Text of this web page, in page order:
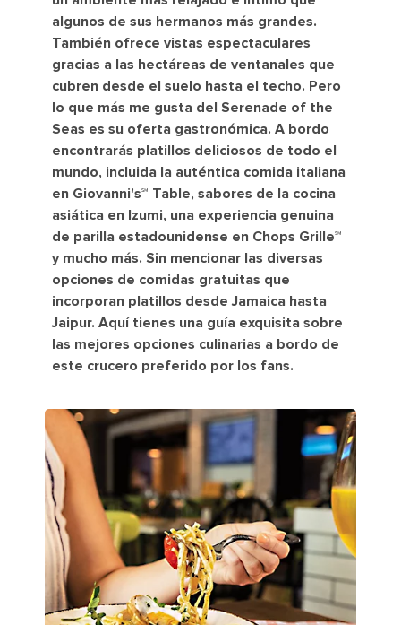
algunos de sus hermanos más grandes.
También ofrece vistas espectaculares
gracias a las hectáreas de ventanales que
cubren desde el suelo hasta el techo. Pero
lo que más me gusta del Serenade of the
Seas es su oferta gastronómica. A bordo
encontrarás platillos deliciosos de todo el
mundo, incluida la auténtica comida italiana
en Giovanni's℠ Table, sabores de la cocina
asiática en Izumi, una experiencia genuina
de parilla estadounidense en Chops Grille℠
y mucho más. Sin mencionar las diversas
opciones de comidas gratuitas que
incorporan platillos desde Jamaica hasta
Jaipur. Aquí tienes una guía exquisita sobre
las mejores opciones culinarias a bordo de
este crucero preferido por los fans.